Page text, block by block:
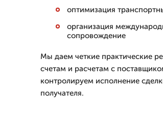
оптимизация
организация
сопровождение
Мы даем четкие практические
счетам и расчетам с
контролируем исполнение
получателя.